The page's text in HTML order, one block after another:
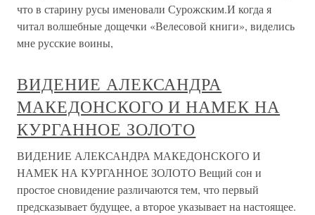
что в старину русы именовали Сурожским.И когда я
читал волшебные дощечки «Велесовой книги», виделись
мне русские воины,
ВИДЕНИЕ АЛЕКСАНДРА
МАКЕДОНСКОГО И НАМЕК НА
КУРГАННОЕ ЗОЛОТО
ВИДЕНИЕ АЛЕКСАНДРА МАКЕДОНСКОГО И
НАМЕК НА КУРГАННОЕ ЗОЛОТО Вещий сон и
простое сновидение различаются тем, что первый
предсказывает будущее, а второе указывает на настоящее.